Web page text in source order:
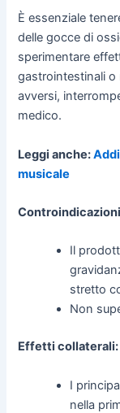
È essenziale
delle gocce di
sperimentare
gastrointestinali o
avversi,
medico.
Leggi anche:
musicale
Il
stretto
Non
Effetti collaterali:
I
nella